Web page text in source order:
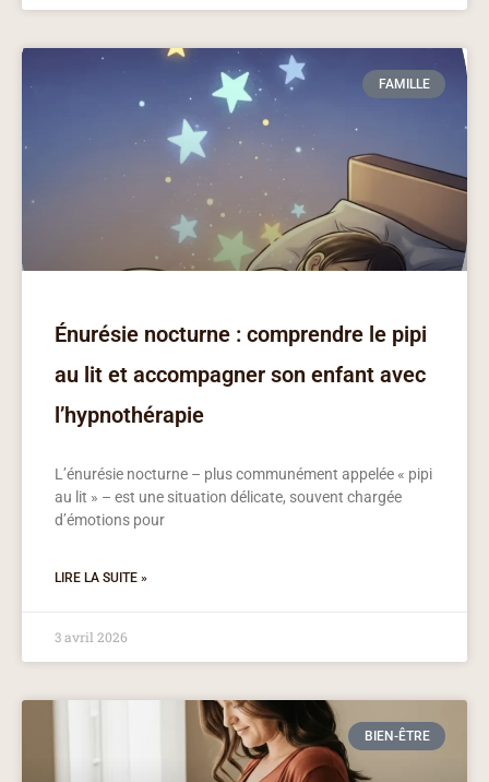
FAMILLE
Énurésie nocturne : comprendre le pipi
au lit et accompagner son enfant avec
l’hypnothérapie
L’énurésie nocturne – plus communément appelée « pipi
au lit » – est une situation délicate, souvent chargée
d’émotions pour
LIRE LA SUITE »
3 avril 2026
BIEN-ÊTRE